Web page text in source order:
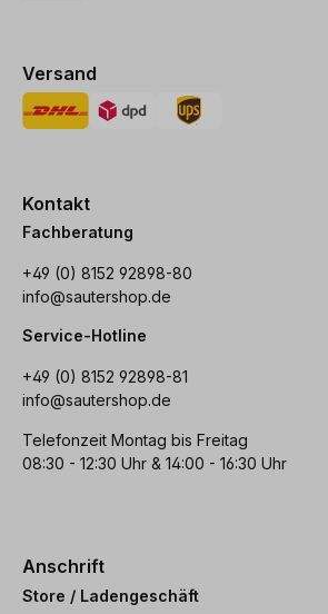
Versand
Kontakt
Fachberatung
+49 (0) 8152 92898-80
info@sautershop.de
Service-Hotline
+49 (0) 8152 92898-81
info@sautershop.de
Telefonzeit Montag bis Freitag
08:30 - 12:30 Uhr & 14:00 - 16:30 Uhr
Anschrift
Store / Ladengeschäft